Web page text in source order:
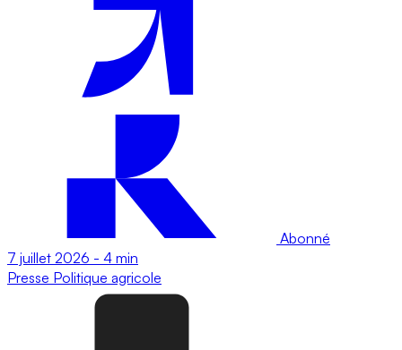
Abonné
7 juillet 2026 - 4 min
Presse Politique agricole